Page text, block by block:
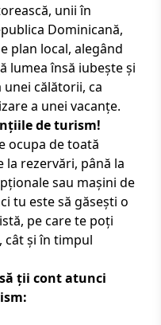
unii în
Dominicană,
plan local, alegând
lumea însă iubește și
călătorii, ca
a unei vacanțe.
de turism!
ocupa de toată
la rezervări, până la
sau mașini de
tu este să găsești o
, pe care te poți
cât și în timpul
ții cont atunci